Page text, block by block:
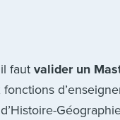
il fautvalider un